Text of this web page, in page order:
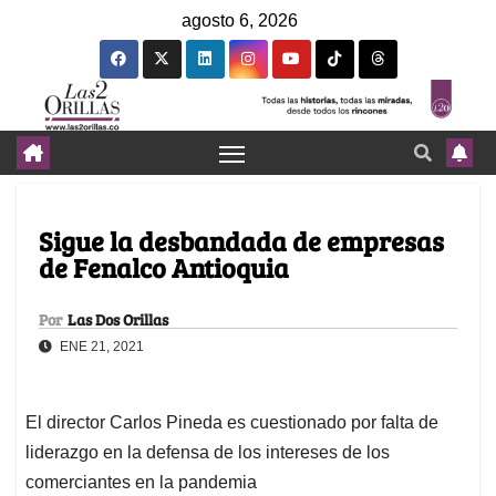
agosto 6, 2026
Sigue la desbandada de empresas
de Fenalco Antioquia
Por Las Dos Orillas
ENE 21, 2021
El director Carlos Pineda es cuestionado por falta de
liderazgo en la defensa de los intereses de los
comerciantes en la pandemia